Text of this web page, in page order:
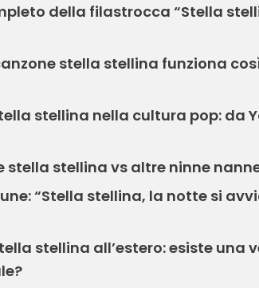
della filastrocca “Stella
stella stellina funziona
stellina nella cultura pop: da
stella stellina vs altre ninne
“Stella stellina, la notte si
stellina all’estero: esiste una